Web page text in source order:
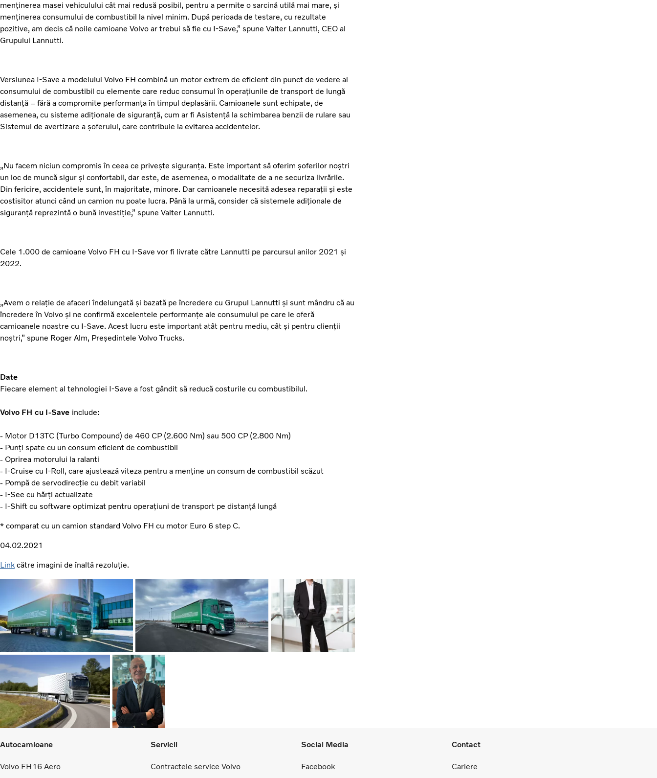
menținerea masei vehiculului cât mai redusă posibil, pentru a permite o sarcină utilă mai mare, și
menținerea consumului de combustibil la nivel minim. După perioada de testare, cu rezultate
pozitive, am decis că noile camioane Volvo ar trebui să fie cu I-Save,” spune Valter Lannutti, CEO al
Grupului Lannutti.
Versiunea I-Save a modelului Volvo FH combină un motor extrem de eficient din punct de vedere al
consumului de combustibil cu elemente care reduc consumul în operațiunile de transport de lungă
distanță – fără a compromite performanța în timpul deplasării. Camioanele sunt echipate, de
asemenea, cu sisteme adiționale de siguranță, cum ar fi Asistență la schimbarea benzii de rulare sau
Sistemul de avertizare a șoferului, care contribuie la evitarea accidentelor.
„Nu facem niciun compromis în ceea ce privește siguranța. Este important să oferim șoferilor noștri
un loc de muncă sigur și confortabil, dar este, de asemenea, o modalitate de a ne securiza livrările.
Din fericire, accidentele sunt, în majoritate, minore. Dar camioanele necesită adesea reparații și este
costisitor atunci când un camion nu poate lucra. Până la urmă, consider că sistemele adiționale de
siguranță reprezintă o bună investiție,” spune Valter Lannutti.
Cele 1.000 de camioane Volvo FH cu I-Save vor fi livrate către Lannutti pe parcursul anilor 2021 și
2022.
„Avem o relație de afaceri îndelungată și bazată pe încredere cu Grupul Lannutti și sunt mândru că au
încredere în Volvo și ne confirmă excelentele performanțe ale consumului pe care le oferă
camioanele noastre cu I-Save. Acest lucru este important atât pentru mediu, cât și pentru clienții
noștri,” spune Roger Alm, Președintele Volvo Trucks.
Date
Fiecare element al tehnologiei I-Save a fost gândit să reducă costurile cu combustibilul.
Volvo FH cu I-Save include:
- Motor D13TC (Turbo Compound) de 460 CP (2.600 Nm) sau 500 CP (2.800 Nm)
- Punți spate cu un consum eficient de combustibil
- Oprirea motorului la ralanti
- I-Cruise cu I-Roll, care ajustează viteza pentru a menține un consum de combustibil scăzut
- Pompă de servodirecție cu debit variabil
- I-See cu hărți actualizate
- I-Shift cu software optimizat pentru operațiuni de transport pe distanță lungă
* comparat cu un camion standard Volvo FH cu motor Euro 6 step C.
04.02.2021
Link către imagini de înaltă rezoluție.
Autocamioane
Volvo FH16 Aero
Servicii
Contractele service Volvo
Social Media
Facebook
Contact
Cariere